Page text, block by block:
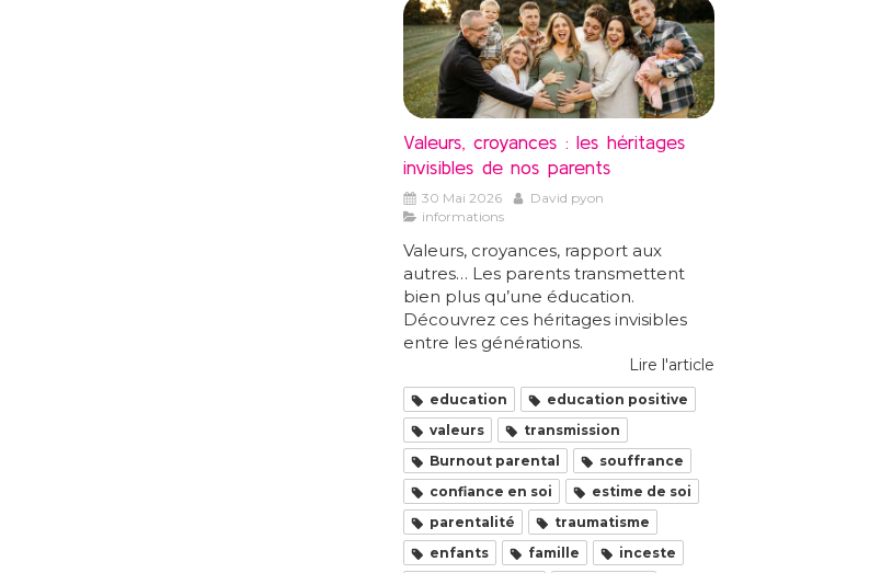
Valeurs, croyances : les héritages
invisibles de nos parents
30 Mai 2026
David pyon
informations
Valeurs, croyances, rapport aux
autres… Les parents transmettent
bien plus qu’une éducation.
Découvrez ces héritages invisibles
entre les générations.
Lire l'article
education
education positive
valeurs
transmission
Burnout parental
souffrance
confiance en soi
estime de soi
parentalité
traumatisme
enfants
famille
inceste